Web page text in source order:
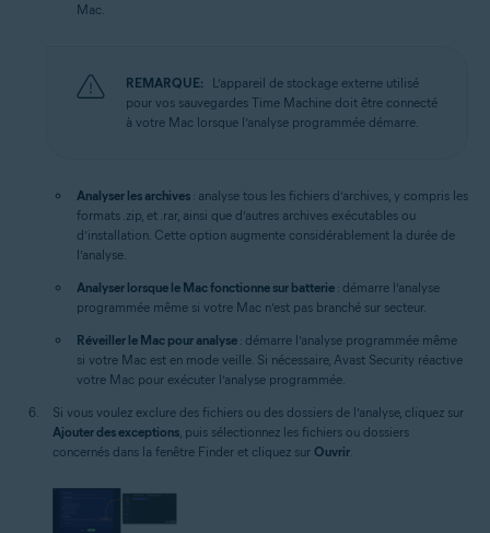
Mac.
REMARQUE:
L’appareil de stockage externe utilisé
pour vos sauvegardes Time Machine doit être connecté
à votre Mac lorsque l’analyse programmée démarre.
Analyser les archives : analyse tous les fichiers d’archives, y compris les
formats .zip, et .rar, ainsi que d’autres archives exécutables ou
d’installation. Cette option augmente considérablement la durée de
l’analyse.
Analyser lorsque le Mac fonctionne sur batterie : démarre l’analyse
programmée même si votre Mac n’est pas branché sur secteur.
Réveiller le Mac pour analyse : démarre l’analyse programmée même
si votre Mac est en mode veille. Si nécessaire, Avast Security réactive
votre Mac pour exécuter l’analyse programmée.
Si vous voulez exclure des fichiers ou des dossiers de l’analyse, cliquez sur
Ajouter des exceptions, puis sélectionnez les fichiers ou dossiers
concernés dans la fenêtre Finder et cliquez sur Ouvrir.